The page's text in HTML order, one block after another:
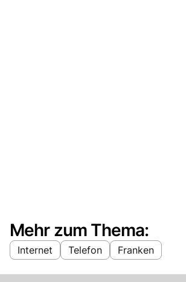
Mehr zum Thema:
Internet Telefon Franken